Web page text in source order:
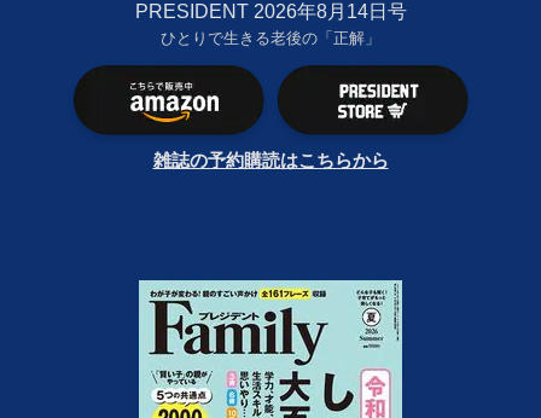
PRESIDENT 2026年8月14日号
ひとりで生きる老後の「正解」
雑誌の予約購読はこちらから